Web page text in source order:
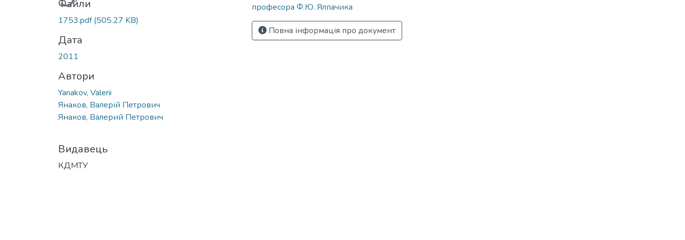
Файли
1753.pdf(505.27 KB)
Дата
2011
Автори
Yanakov, Valerii
Янаков, Валерій Петрович
Янаков, Валерий Петрович
Видавець
КДМТУ
професора Ф.Ю. Ялпачика
Повна інформація про документ